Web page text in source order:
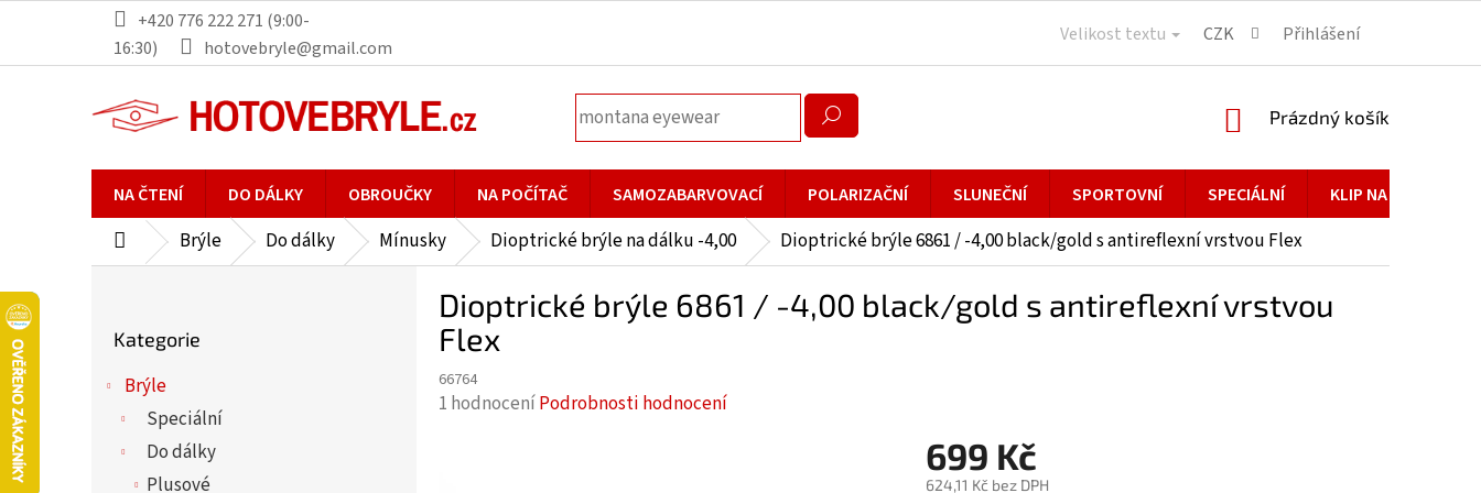
obsah
+420 776 222 271 (9:00-
16:30)
hotovebryle@gmail.com
Velikost textu CZK Přihlášení
NÁKUPNÍ
Prázdný košík
NA ČTENÍ DO DÁLKY OBROUČKY NA POČÍTAČ SAMOZABARVOVACÍ POLARIZAČNÍ SLUNEČNÍ SPORTOVNÍ SPECIÁLNÍ KLIP NA BRÝLE
DomůBrýle Do dálky Mínusky Dioptrické brýle na dálku -4,00 Dioptrické brýle 6861 / -4,00 black/gold s antireflexní vrstvou Flex
kategorie
Kategorie
Brýle
Speciální
Do dálky
Plusové
Dioptrické brýle 6861 / -4,00 black/gold s antireflexní vrstvou
Flex
66764
Průměrné
1 hodnoceníPodrobnosti hodnocení
699 Kč
624,11 Kč bez DPH